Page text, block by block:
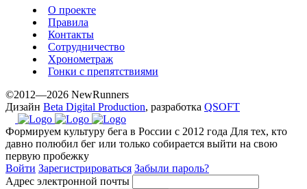
prices.
О проекте
Правила
Контакты
Сотрудничество
Хронометраж
Гонки с препятствиями
©2012—2026 NewRunners
Дизайн Beta Digital Production, разработка QSOFT
Формируем культуру бега в России с 2012 года Для тех, кто
давно полюбил бег или только собирается выйти на свою
первую пробежку
Войти Зарегистрироваться Забыли пароль?
Адрес электронной почты